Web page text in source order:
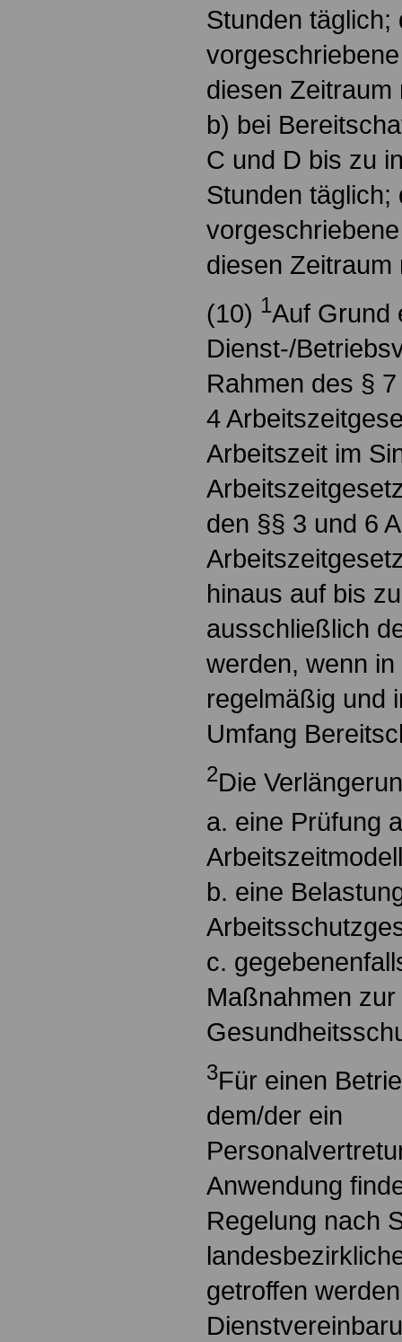
Stunden täglich;
diesen Zeitraum
b) bei
C und D bis zu
Stunden täglich;
diesen Zeitraum
(10) 1Auf Grund
Dienst-/
Rahmen des §
4
Arbeitszeit im
den §§ 3 und 6
hinaus auf bis
ausschließlich
werden, wenn
regelmäßig und
Umfang
2Die
a. eine Prüfung
b. eine
c.
Maßnahmen
3Für einen
dem/der ein
Anwendung
Regelung nach
getroffen